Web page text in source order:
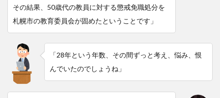
その結果、50歳代の教員に対する懲戒免職処分を
札幌市の教育委員会が固めたということです」
「28年という年数、その間ずっと考え、悩み、恨
んでいたのでしょうね」